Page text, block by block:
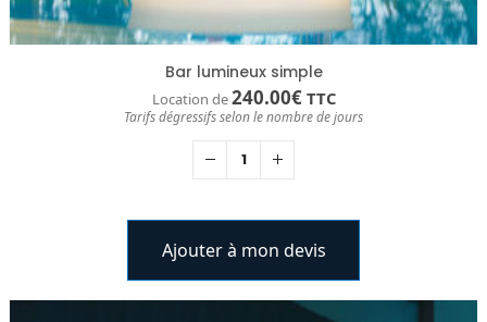
Bar lumineux simple
Location de240.00€ TTC
Tarifs dégressifs selon le nombre de jours
Ajouter à mon devis